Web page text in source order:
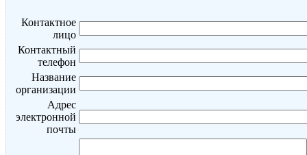
Контактное
лицо
Контактный
телефон
Название
организации
Адрес
электронной
почты